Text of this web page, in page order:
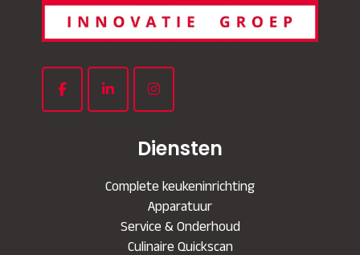
Diensten
Complete keukeninrichting
Apparatuur
Service & Onderhoud
Culinaire Quickscan